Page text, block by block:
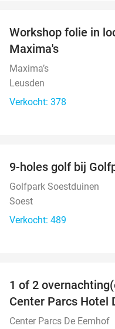
Workshop folie in
Maxima's
Maxima’s
Leusden
Verkocht: 378
9-holes golf bij
Golfpark Soestduinen
Soest
Verkocht: 489
1 of 2
Center Parcs Hotel
Center Parcs De Eemhof